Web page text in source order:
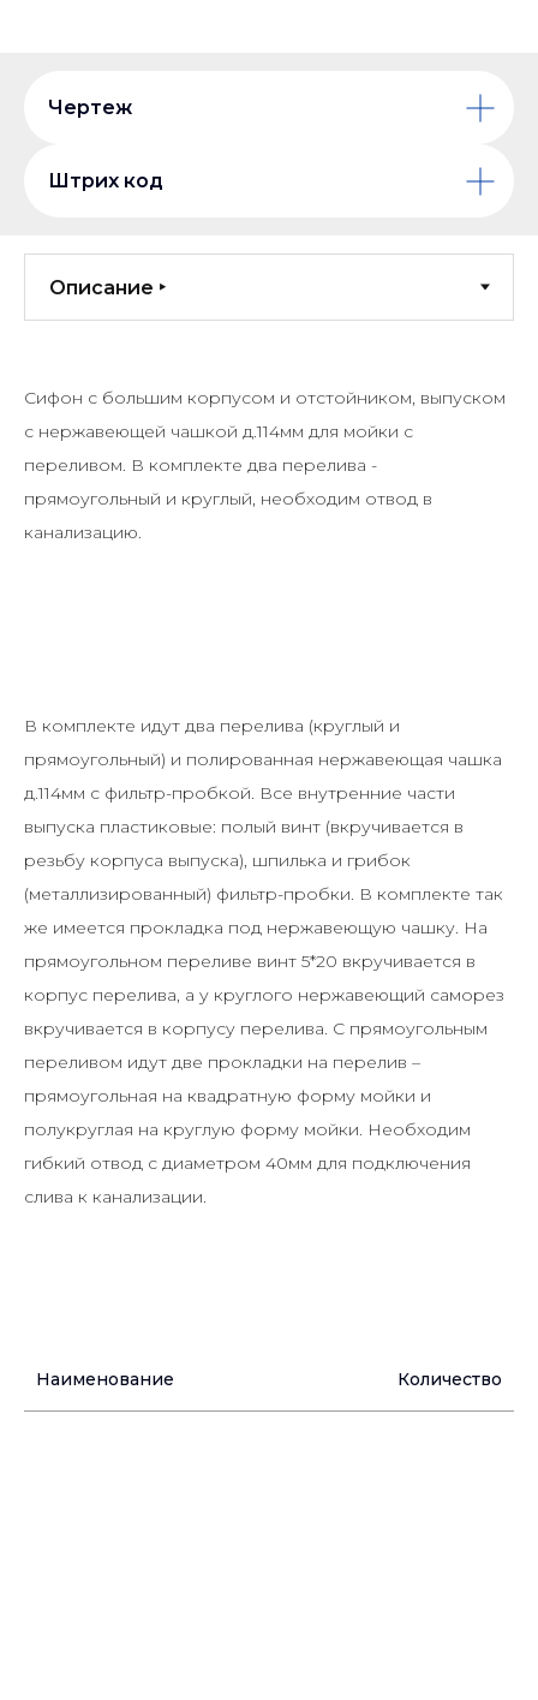
Чертеж
Штрих код
Сифон с большим корпусом и отстойником, выпуском
с нержавеющей чашкой д.114мм для мойки с
переливом. В комплекте два перелива -
прямоугольный и круглый, необходим отвод в
канализацию.
В комплекте идут два перелива (круглый и
прямоугольный) и полированная нержавеющая чашка
д.114мм с фильтр-пробкой. Все внутренние части
выпуска пластиковые: полый винт (вкручивается в
резьбу корпуса выпуска), шпилька и грибок
(металлизированный) фильтр-пробки. В комплекте так
же имеется прокладка под нержавеющую чашку. На
прямоугольном переливе винт 5*20 вкручивается в
корпус перелива, а у круглого нержавеющий саморез
вкручивается в корпусу перелива. С прямоугольным
переливом идут две прокладки на перелив –
прямоугольная на квадратную форму мойки и
полукруглая на круглую форму мойки. Необходим
гибкий отвод с диаметром 40мм для подключения
слива к канализации.
Наименование Количество